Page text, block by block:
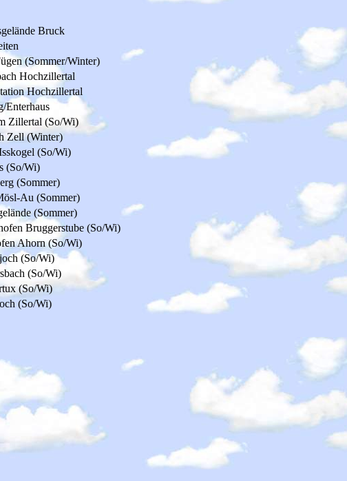
Bruck
(Sommer/Winter)
Hochzillertal
Hochzillertal
Enterhaus
Zillertal (So/Wi)
Zell (Winter)
(So/Wi)
(So/Wi)
(Sommer)
Au (Sommer)
(Sommer)
Bruggerstube (So/Wi)
Ahorn (So/Wi)
(So/Wi)
(So/Wi)
(So/Wi)
(So/Wi)